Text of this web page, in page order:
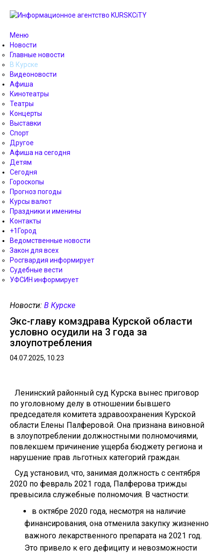
Меню
Новости
Главные новости
В Курске
Видеоновости
Афиша
Кинотеатры
Театры
Концерты
Выставки
Спорт
Другое
Афиша на сегодня
Детям
Сегодня
Гороскопы
Прогноз погоды
Курсы валют
Праздники и именины
Контакты
+1Город
Ведомственные новости
Закон для всех
Росгвардия информирует
Судебные вести
УФСИН информирует
Новости: В Курске
Экс-главу комздрава Курской области
условно осудили на 3 года за
злоупотребления
04.07.2025, 10.23
Ленинский районный суд Курска вынес приговор
по уголовному делу в отношении бывшего
председателя комитета здравоохранения Курской
области Елены Палферовой. Она признана виновной
в злоупотреблении должностными полномочиями,
повлекшем причинение ущерба бюджету региона и
нарушение прав льготных категорий граждан.
Суд установил, что, занимая должность с сентября
2020 по февраль 2021 года, Палферова трижды
превысила служебные полномочия. В частности:
в октябре 2020 года, несмотря на наличие
финансирования, она отменила закупку жизненно
важного лекарственного препарата на 2021 год.
Это привело к его дефициту и невозможности